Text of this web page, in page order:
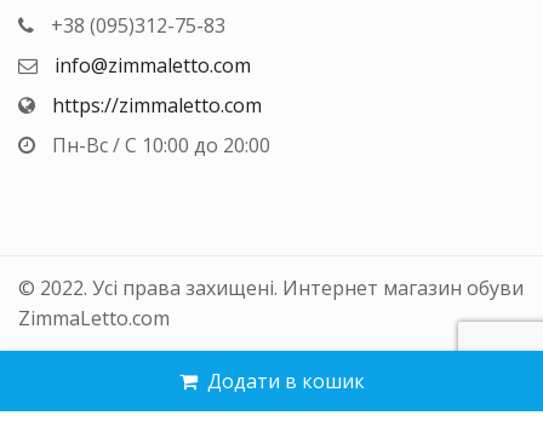
Додати в кошик
+38 (095)312-75-83
info@zimmaletto.com
https://zimmaletto.com
Пн-Вс / С 10:00 до 20:00
© 2022. Усі права захищені. Интернет магазин обуви
ZimmaLetto.com